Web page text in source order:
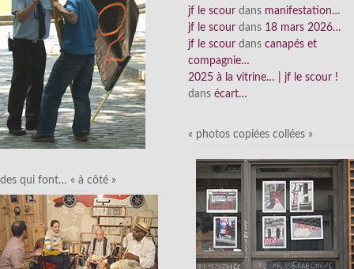
des qui font… « à côté »
jf le scour dans manifestation…
jf le scour dans 18 mars 2026…
jf le scour dans canapés et
compagnie…
2025 à la vitrine… | jf le scour !
dans écart…
« photos copiées collées »